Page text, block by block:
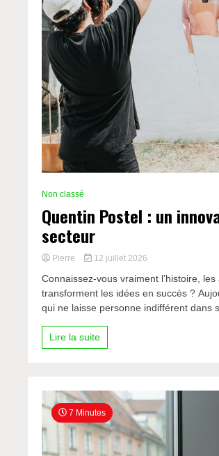
Non classé
Quentin Postel : un
secteur
Pierre 12 juillet 2026
Connaissez-vous vraiment l’histoire,
transforment les idées en succès ?
qui ne laisse personne indifférent dans
Lire la suite
7 Minutes